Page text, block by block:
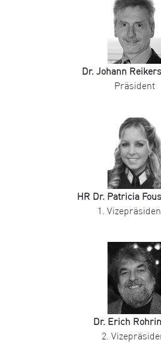
Dr. Johann
Präsident
HR Dr. Patricia
1.
Dr. Erich
2.